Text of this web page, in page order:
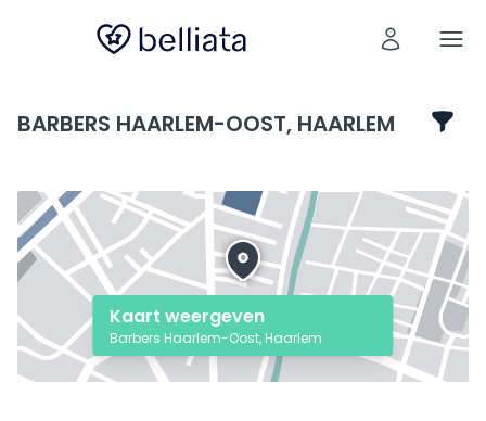
BARBERS HAARLEM-OOST, HAARLEM
Kaart weergeven
Barbers Haarlem-Oost, Haarlem